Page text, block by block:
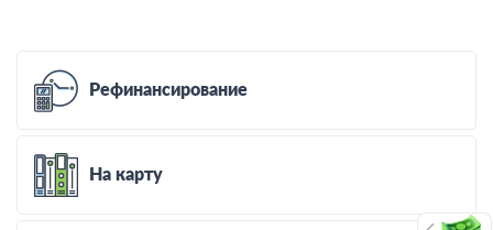
Рефинансирование
На карту